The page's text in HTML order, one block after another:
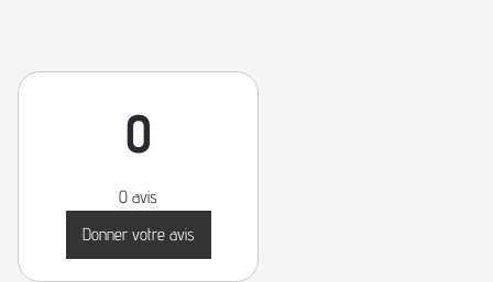
0
0 avis
Donner votre avis